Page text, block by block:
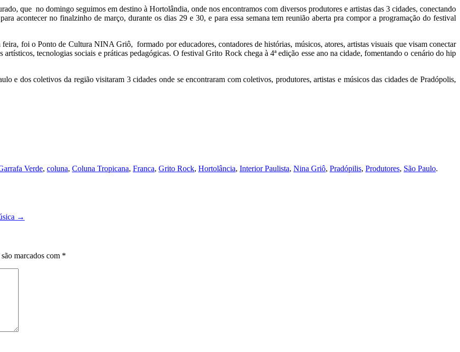
que no domingo seguimos em destino à Hortolândia, onde nos encontramos com diversos produtores e artistas das 3 cidades, conectando
acontecer no finalzinho de março, durante os dias 29 e 30, e para essa semana tem reunião aberta pra compor a programação do festival
foi o Ponto de Cultura NINA Griô, formado por educadores, contadores de histórias, músicos, atores, artistas visuais que visam conectar
artísticos, tecnologias sociais e práticas pedagógicas. O festival Grito Rock chega à 4ª edição esse ano na cidade, fomentando o cenário do hip
e dos coletivos da região visitaram 3 cidades onde se encontraram com coletivos, produtores, artistas e músicos das cidades de Pradópolis,
Verde, coluna, Coluna Tropicana, Franca, Grito Rock, Hortolância, Interior Paulista, Nina Griô, Pradópilis, Produtores, São Paulo.
→
marcados com *